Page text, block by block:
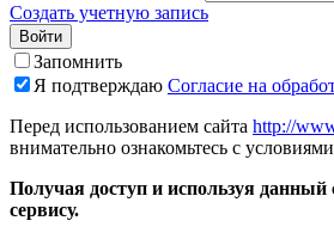
Создать учетную запись
Войти
Запомнить
Я подтверждаю Согласие на
Перед использованием сайта http://
внимательно ознакомьтесь с
Получая доступ и используя
сервису.